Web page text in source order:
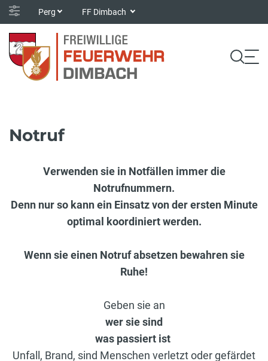
Perg FF Dimbach
Notruf
Verwenden sie in Notfällen immer die
Notrufnummern.
Denn nur so kann ein Einsatz von der ersten Minute
optimal koordiniert werden.
Wenn sie einen Notruf absetzen bewahren sie
Ruhe!
Geben sie an
wer sie sind
was passiert ist
Unfall, Brand, sind Menschen verletzt oder gefärdet